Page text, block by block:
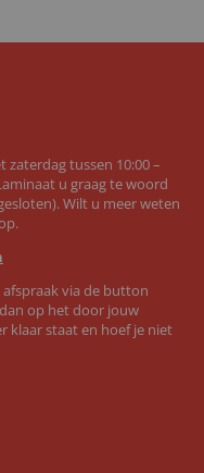
tussen 10:00 –
u graag te woord
Wilt u meer weten
via de button
op het door jouw
klaar staat en hoef je niet